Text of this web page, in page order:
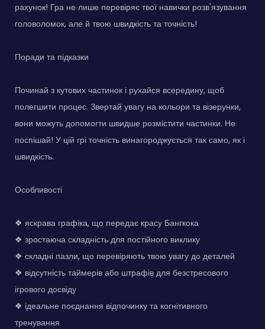
рахунок! Гра не лише перевіряє твої навички розв'язування
головоломок, але й твою швидкість та точність!
Поради та підказки
Починай з кутових частинок і рухайся всередину, щоб
полегшити процес. Звертай увагу на кольори та візерунки,
вони можуть допомогти швидше розмістити частинки. Не
поспішай! У цій грі точність винагороджується так само, як і
швидкість.
Особливості
❖ яскрава графіка, що передає красу Бангкока
❖ зростаюча складність для постійного виклику
❖ складні пазли, що перевіряють твою увагу до деталей
❖ відсутність таймерів або штрафів для безстресового
ігрового досвіду
❖ ідеальне поєднання відпочинку та когнітивного
тренування